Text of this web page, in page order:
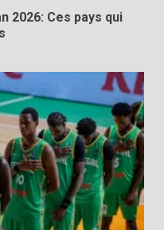
2026: Ces pays qui